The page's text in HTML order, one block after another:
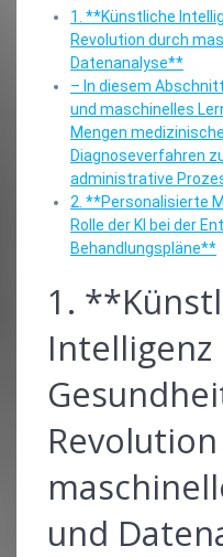
1. **Künstliche
Revolution durch
Datenanalyse**
– In diesem
und maschinelles
Mengen
Diagnoseverfahren
administrative
2. **Personalisierte
Rolle der KI bei der
Behandlungspläne**
1.
Intelligenz
und